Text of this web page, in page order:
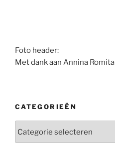
Foto header:
Met dank aan Annina Romita
CATEGORIEËN